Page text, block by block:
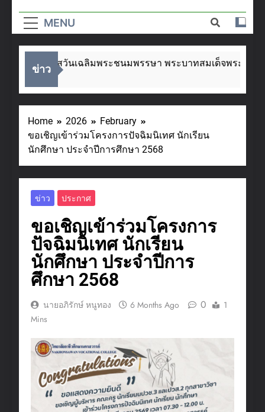
อาชีวศึกษา
นครสวรรค์
MENU
ข่าว
องในโอกาสวันเฉลิมพระชนมพรรษา พระบาทสมเด็จพระเจ้าอ
Home 2026
February
ขอเชิญเข้าร่วมโครงการปัจฉิมนิเทศ นักเรียน
นักศึกษา ประจำปีการศึกษา 2568
ข่าว ประกาศ
ขอเชิญเข้าร่วมโครงการ
ปัจฉิมนิเทศ นักเรียน
นักศึกษา ประจำปีการ
ศึกษา 2568
นายอภิรักษ์ หนูทอง 6 Months Ago 0
1
Mins